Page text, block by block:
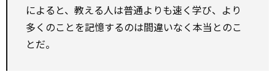
によると、教える人は普通よりも速く学び、より
多くのことを記憶するのは間違いなく本当とのこ
とだ。